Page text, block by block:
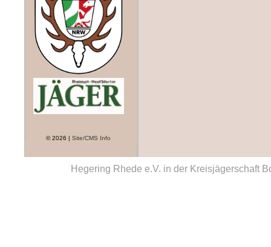
© 2026 | Site/CMS Info
Hegering Rhede e.V. in der Kreisjägerschaft